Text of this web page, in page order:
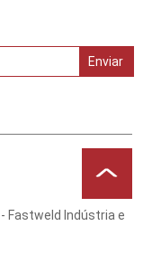
Fastweld Indústria e